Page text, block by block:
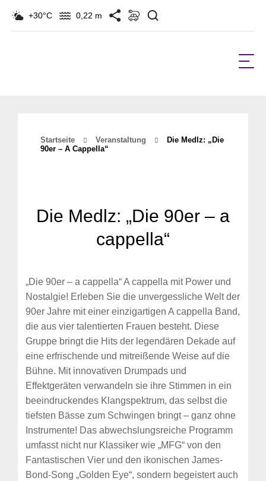
+30°C 0,22 m
Startseite Veranstaltung
Die Medlz: „Die
90er – A Cappella“
Die Medlz: „Die 90er – a
cappella“
„Die 90er – a cappella“ A cappella mit Power und
Nostalgie! Erleben Sie die unvergessliche Welt der
90er Jahre mit einer einzigartigen A cappella Band,
die aus vier talentierten Frauen besteht. Diese
Gruppe bringt die Hits der legendären Dekade auf
eine erfrischende und mitreißende Weise auf die
Bühne. Mit innovativen Drumpads und
Effektgeräten verwandeln sie ihre Stimmen in ein
beeindruckendes Klangspektrum, das selbst die
tiefsten Bässe zum Schwingen bringt – ganz ohne
Instrumente! Das abwechslungsreiche Programm
umfasst nicht nur Klassiker wie „MFG“ von den
Fantastischen Vier und den ikonischen James-
Bond-Song „Golden Eye“, sondern begeistert auch